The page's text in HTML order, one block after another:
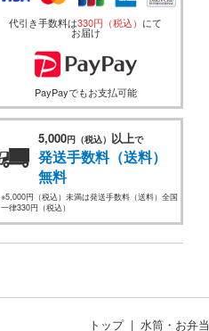
代引き手数料は330円（税込） にて
お届け
PayPayでもお支払可能
5,000円（税込） 以上で
発送手数料（送料）
無料
※5,000円（税込）未満は発送手数料（送料）全国
一律330円（税込）
トップ 水筒・お弁当